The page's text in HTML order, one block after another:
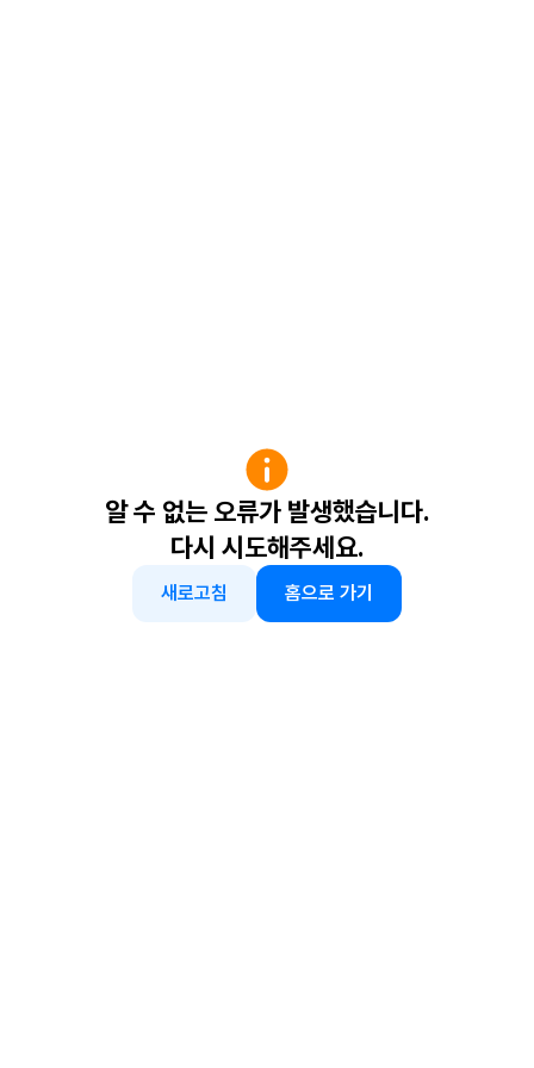
알 수 없는 오류가 발생했습니다.
다시 시도해주세요.
새로고침 홈으로 가기